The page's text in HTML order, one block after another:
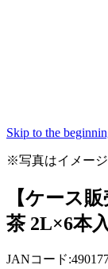
Skip to the
※写真はイメージ
【ケース
茶 2L×6本入
JANコード